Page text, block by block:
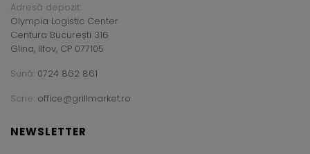
Adresă depozit:
Olympia Logistic Center
Centura București 316
Glina, Ilfov, CP 077105
Sună: 0724 862 861
Scrie: office@grillmarket.ro
NEWSLETTER